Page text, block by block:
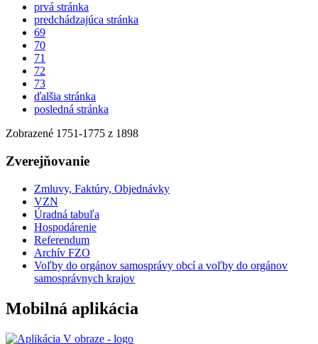
prvá stránka
predchádzajúca stránka
69
70
71
72
73
ďalšia stránka
posledná stránka
Zobrazené 1751-1775 z 1898
Zverejňovanie
Zmluvy, Faktúry, Objednávky
VZN
Úradná tabuľa
Hospodárenie
Referendum
Archív FZO
Voľby do orgánov samosprávy obcí a voľby do orgánov
samosprávnych krajov
Mobilná aplikácia